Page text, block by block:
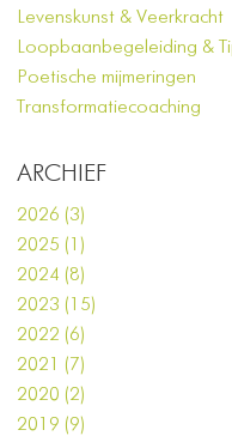
Levenskunst & Veerkracht
Loopbaanbegeleiding &
Poetische mijmeringen
Transformatiecoaching
ARCHIEF
2026 (3)
2025 (1)
2024 (8)
2023 (15)
2022 (6)
2021 (7)
2020 (2)
2019 (9)